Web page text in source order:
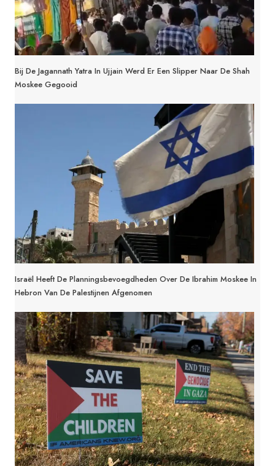
Bij De Jagannath Yatra In Ujjain Werd Er Een Slipper Naar De Shah
Moskee Gegooid
Israël Heeft De Planningsbevoegdheden Over De Ibrahim Moskee In
Hebron Van De Palestijnen Afgenomen